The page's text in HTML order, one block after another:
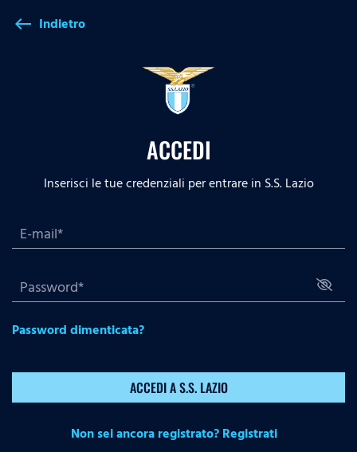
west Indietro
ACCEDI
Inserisci le tue credenziali per entrare in S.S. Lazio
Password dimenticata?
ACCEDI A S.S. LAZIO
Non sei ancora registrato? Registrati